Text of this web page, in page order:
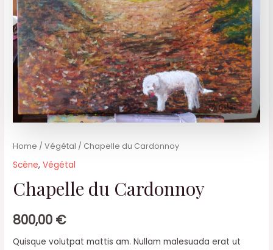
Home /Végétal / Chapelle du Cardonnoy
Scène,Végétal
Chapelle du Cardonnoy
800,00 €
Quisque volutpat mattis am. Nullam malesuada erat ut